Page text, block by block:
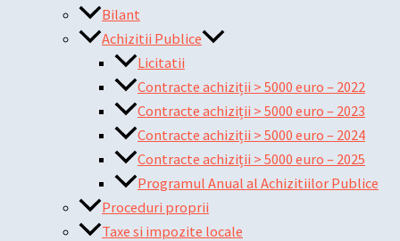
Bilant
Achizitii Publice
Licitatii
Contracte achiziții > 5000 euro – 2022
Contracte achiziții > 5000 euro – 2023
Contracte achiziții > 5000 euro – 2024
Contracte achiziții > 5000 euro – 2025
Programul Anual al Achizitiilor Publice
Proceduri proprii
Taxe si impozite locale